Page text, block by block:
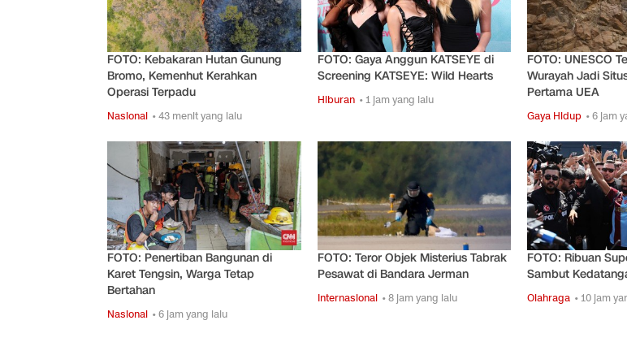
FOTO: Kebakaran Hutan Gunung
Bromo, Kemenhut Kerahkan
Operasi Terpadu
Nasional • 43 menit yang lalu
FOTO: Gaya Anggun KATSEYE di
Screening KATSEYE: Wild Hearts
Hiburan • 1 jam yang lalu
FOTO: UNESCO
Wurayah Jadi
Pertama UEA
Gaya Hidup • 6 jam
FOTO: Penertiban Bangunan di
Karet Tengsin, Warga Tetap
Bertahan
Nasional • 6 jam yang lalu
FOTO: Teror Objek Misterius Tabrak
Pesawat di Bandara Jerman
Internasional • 8 jam yang lalu
FOTO: Ribuan
Sambut
Olahraga • 10 jam